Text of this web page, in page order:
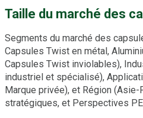
Taille du marché des
Segments du marché des
Capsules Twist en métal,
Capsules Twist inviolables),
industriel et spécialisé),
Marque privée), et Région
stratégiques, et Perspectives